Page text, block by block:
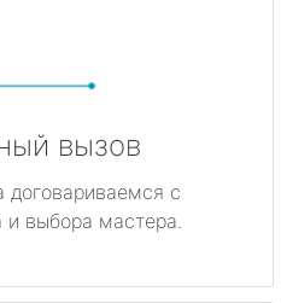
вызов
договариваемся с
выбора мастера.